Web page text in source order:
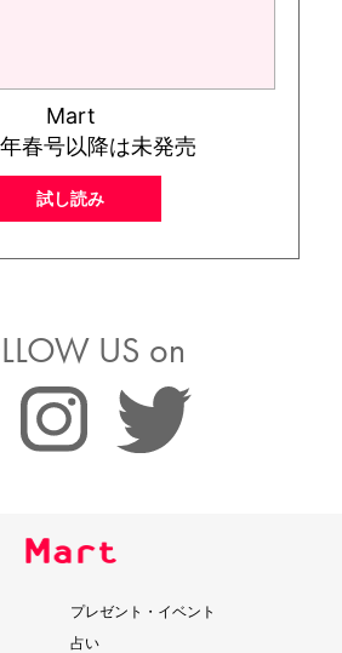
Mart
春号以降は未発売
試し読み
US on
プレゼント・イベント
占い